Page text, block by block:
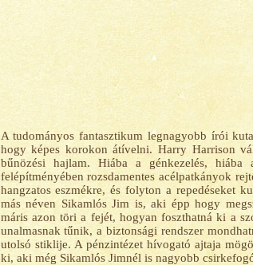
A tudományos fantasztikum legnagyobb írói
hogy képes korokon átívelni. Harry Harrison
bűnözési hajlam. Hiába a génkezelés, hiába
felépítményében rozsdamentes acélpatkányok
hangzatos eszmékre, és folyton a repedéseket
más néven Sikamlós Jim is, aki épp hogy
máris azon töri a fejét, hogyan foszthatná ki a
unalmasnak tűnik, a biztonsági rendszer
utolsó stiklije. A pénzintézet hívogató ajtaja
ki, aki még Sikamlós Jimnél is nagyobb